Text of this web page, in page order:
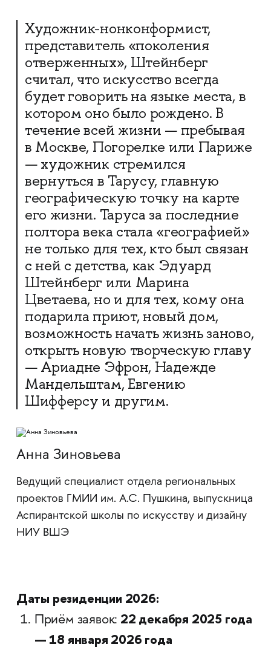
Художник-нонконформист,
представитель «поколения
отверженных», Штейнберг
считал, что искусство всегда
будет говорить на языке места, в
котором оно было рождено. В
течение всей жизни — пребывая
в Москве, Погорелке или Париже
— художник стремился
вернуться в Тарусу, главную
географическую точку на карте
его жизни. Таруса за последние
полтора века стала «географией»
не только для тех, кто был связан
с ней с детства, как Эдуард
Штейнберг или Марина
Цветаева, но и для тех, кому она
подарила приют, новый дом,
возможность начать жизнь заново,
открыть новую творческую главу
— Ариадне Эфрон, Надежде
Мандельштам, Евгению
Шифферсу и другим.
Анна Зиновьева
Ведущий специалист отдела региональных
проектов ГМИИ им. А.С. Пушкина, выпускница
Аспирантской школы по искусству и дизайну
НИУ ВШЭ
Даты резиденции 2026:
Приём заявок: 22 декабря 2025 года
— 18 января 2026 года